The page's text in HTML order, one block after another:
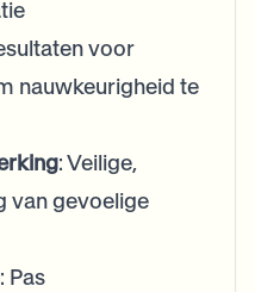
voor
nauwkeurigheid te
: Veilige,
van gevoelige
: Pas